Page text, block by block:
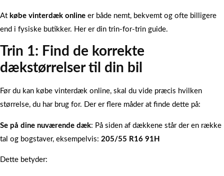
At købe vinterdæk online er både nemt, bekvemt og ofte billigere
end i fysiske butikker. Her er din trin-for-trin guide.
Trin 1: Find de korrekte
dækstørrelser til din bil
Før du kan købe vinterdæk online, skal du vide præcis hvilken
størrelse, du har brug for. Der er flere måder at finde dette på:
Se på dine nuværende dæk: På siden af dækkene står der en række
tal og bogstaver, eksempelvis: 205/55 R16 91H
Dette betyder: